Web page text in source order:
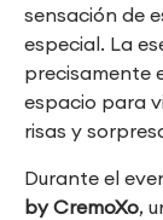
sensación de
especial. La
precisamente
espacio para
risas y
Durante el
by CremoXo,